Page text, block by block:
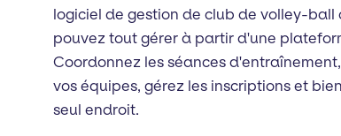
logiciel de gestion de club de volley-ball
pouvez tout gérer à partir d'une
Coordonnez les séances
vos équipes, gérez les inscriptions et
seul endroit.